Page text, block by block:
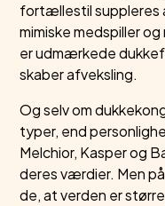
fortællestil suppleres
mimiske medspiller
er udmærkede
skaber afveksling.
Og selv om
typer, end
Melchior, Kasper og
deres værdier. Men
de, at verden er